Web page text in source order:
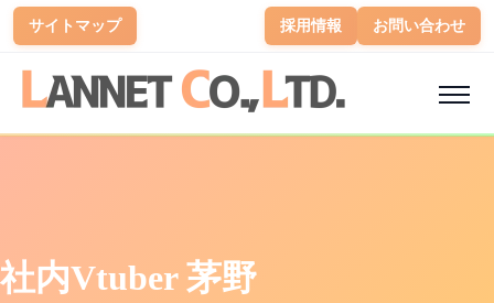
サイトマップ 採用情報 お問い合わせ
社内Vtuber 茅野